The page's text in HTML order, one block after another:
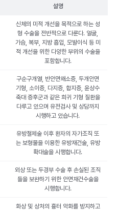
설명
신체의 미적 개선을 목적으로 하는 성
형 수술을 전반적으로 다룬다. 얼굴,
가슴, 복부, 지방 흡입, 모발이식 등 미
적 개선을 위한 다양한 부위의 수술을
포함합니다.
구순구개열, 반안면왜소증, 두개안면
기형, 소이증, 다지증, 합지증, 윤상수
축대 증후군과 같은 희귀 기형 질환을
다루고 있으며 유전검사 및 상담까지
시행하고 있습니다.
유방절제술 이후 환자의 자가조직 또
는 보형물을 이용한 유방재건술, 유방
확대술을 시행합니다.
외상 또는 두경부 수술 후 손실된 조직
들을 보완하기 위한 안면재건수술을
시행합니다.
화상 및 상처의 흉터 악화를 방지하고